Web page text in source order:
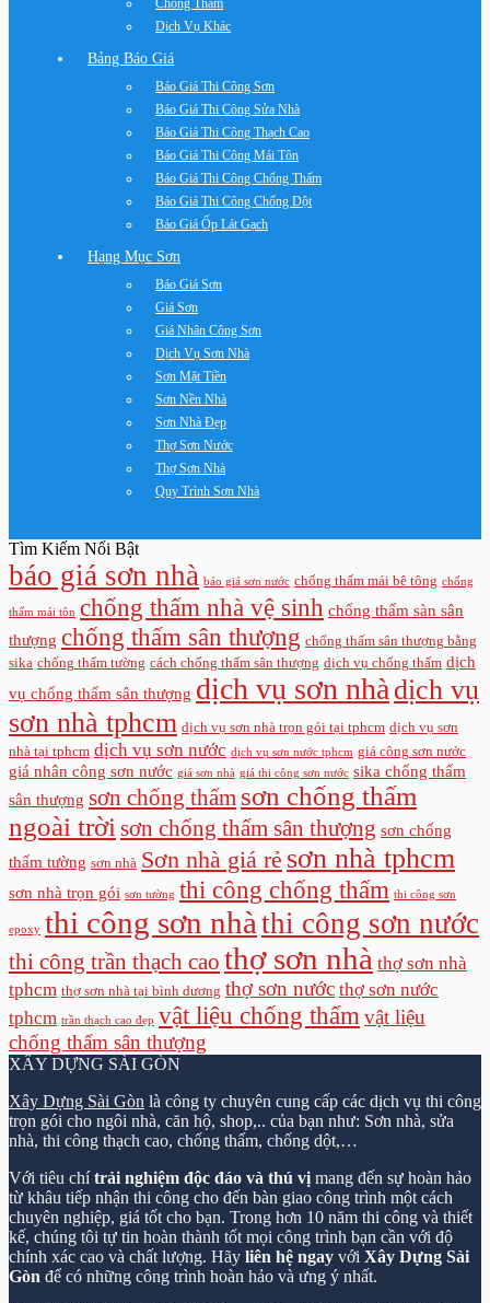
Chống Thấm
Dịch Vụ Khác
Bảng Báo Giá
Báo Giá Thi Công Sơn
Báo Giá Thi Công Sửa Nhà
Báo Giá Thi Công Thạch Cao
Báo Giá Thi Công Mái Tôn
Báo Giá Thi Công Chống Thấm
Báo Giá Thi Công Chống Dột
Báo Giá Ốp Lát Gạch
Hạng Mục Sơn
Báo Giá Sơn
Giá Sơn
Giá Nhân Công Sơn
Dịch Vụ Sơn Nhà
Sơn Mặt Tiền
Sơn Nền Nhà
Sơn Nhà Đẹp
Thợ Sơn Nước
Thợ Sơn Nhà
Quy Trình Sơn Nhà
Tìm Kiếm Nổi Bật
báo giá sơn nhà báo giá sơn nước chống thấm mái bê tông chống
thấm mái tôn chống thấm nhà vệ sinh chống thấm sàn sân
thượng chống thấm sân thượng chống thấm sân thượng bằng
sika chống thấm tường cách chống thấm sân thượng dịch vụ chống thấm dịch
vụ chống thấm sân thượng dịch vụ sơn nhà dịch vụ
sơn nhà tphcm dịch vụ sơn nhà trọn gói tại tphcm dịch vụ sơn
nhà tại tphcm dịch vụ sơn nước dịch vụ sơn nước tphcm giá công sơn nước
giá nhân công sơn nước giá sơn nhà giá thi công sơn nước sika chống thấm
sân thượng sơn chống thấm sơn chống thấm
ngoài trời sơn chống thấm sân thượng sơn chống
thấm tường sơn nhà Sơn nhà giá rẻ sơn nhà tphcm
sơn nhà trọn gói sơn tường thi công chống thấm thi công sơn
epoxy thi công sơn nhà thi công sơn nước
thi công trần thạch cao thợ sơn nhà thợ sơn nhà
tphcm thợ sơn nhà tại bình dương thợ sơn nước thợ sơn nước
tphcm trần thạch cao đẹp vật liệu chống thấm vật liệu
chống thấm sân thượng
XÂY DỰNG SÀI GÒN
Xây Dựng Sài Gòn là công ty chuyên cung cấp các dịch vụ thi công
trọn gói cho ngôi nhà, căn hộ, shop,.. của bạn như: Sơn nhà, sửa
nhà, thi công thạch cao, chống thấm, chống dột,…
Với tiêu chítrải nghiệm độc đáo và thú vị mang đến sự hoàn hảo
từ khâu tiếp nhận thi công cho đến bàn giao công trình một cách
chuyên nghiệp, giá tốt cho bạn. Trong hơn 10 năm thi công và thiết
kế, chúng tôi tự tin hoàn thành tốt mọi công trình bạn cần với độ
chính xác cao và chất lượng. Hãy liên hệ ngay với Xây Dựng Sài
Gòn để có những công trình hoàn hảo và ưng ý nhất.